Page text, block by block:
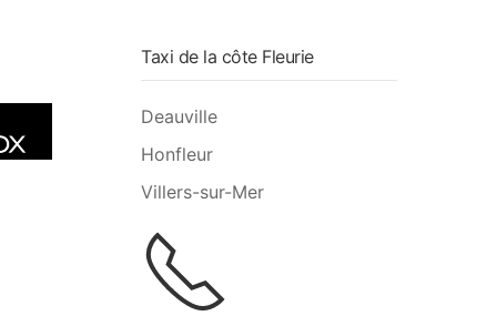
Taxi de la côte Fleurie
Deauville
Honfleur
Villers-sur-Mer